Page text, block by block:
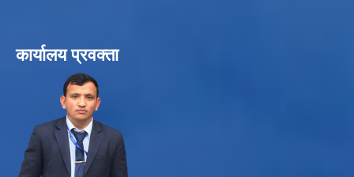
कार्यालय प्रवक्ता